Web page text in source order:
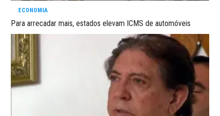
ECONOMIA
Para arrecadar mais, estados elevam ICMS de automóveis